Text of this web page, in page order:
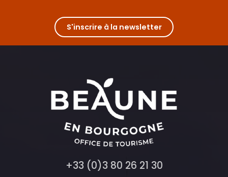
S'inscrire à la newsletter
+33 (0)3 80 26 21 30